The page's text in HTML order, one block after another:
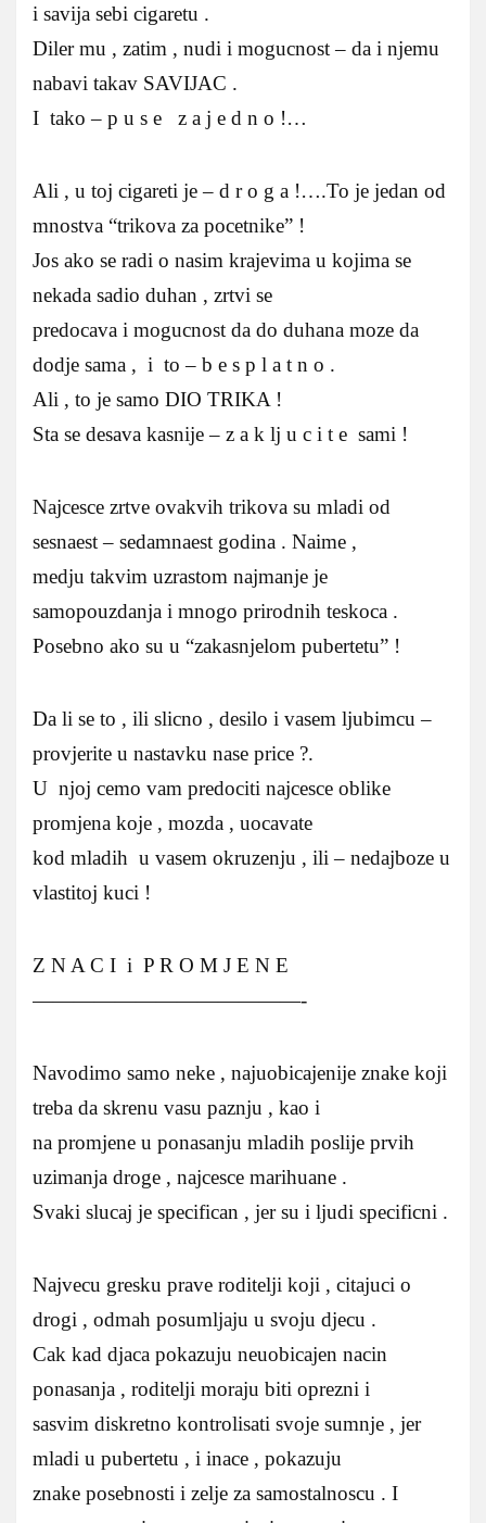
i savija sebi cigaretu .
Diler mu , zatim , nudi i mogucnost – da i njemu
nabavi takav SAVIJAC .
I tako – p u s e z a j e d n o !…
Ali , u toj cigareti je – d r o g a !….To je jedan od
mnostva “trikova za pocetnike” !
Jos ako se radi o nasim krajevima u kojima se
nekada sadio duhan , zrtvi se
predocava i mogucnost da do duhana moze da
dodje sama , i to – b e s p l a t n o .
Ali , to je samo DIO TRIKA !
Sta se desava kasnije – z a k lj u c i t e sami !
Najcesce zrtve ovakvih trikova su mladi od
sesnaest – sedamnaest godina . Naime ,
medju takvim uzrastom najmanje je
samopouzdanja i mnogo prirodnih teskoca .
Posebno ako su u “zakasnjelom pubertetu” !
Da li se to , ili slicno , desilo i vasem ljubimcu –
provjerite u nastavku nase price ?.
U njoj cemo vam predociti najcesce oblike
promjena koje , mozda , uocavate
kod mladih u vasem okruzenju , ili – nedajboze u
vlastitoj kuci !
Z N A C I i P R O M J E N E
—————————————-
Navodimo samo neke , najuobicajenije znake koji
treba da skrenu vasu paznju , kao i
na promjene u ponasanju mladih poslije prvih
uzimanja droge , najcesce marihuane .
Svaki slucaj je specifican , jer su i ljudi specificni .
Najvecu gresku prave roditelji koji , citajuci o
drogi , odmah posumljaju u svoju djecu .
Cak kad djaca pokazuju neuobicajen nacin
ponasanja , roditelji moraju biti oprezni i
sasvim diskretno kontrolisati svoje sumnje , jer
mladi u pubertetu , i inace , pokazuju
znake posebnosti i zelje za samostalnoscu . I